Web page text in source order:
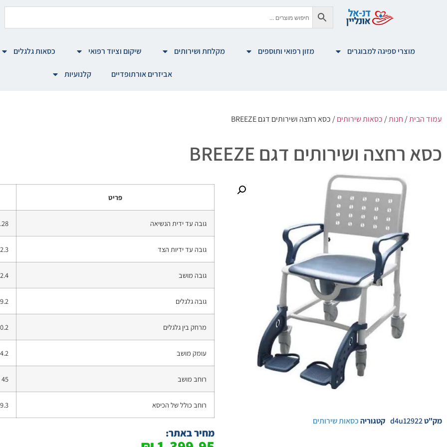
מוצרי ספיגה למבוגרים מזון רפואי ותוספים מקלחת ושירותים שיקום וציוד רפואי כסאות גלגלים
אביזרים אורתופדיים קלנועיות
עמוד הבית/ חנות/ כסאות שירותים/ כסא רחצה ושירותים דגם BREEZE
כסא רחצה ושירותים דגם BREEZE
מק"טd4u12922 קטגוריהכסאות שירותים
פריט
גובה עד ידית הנשיאה
גובה עד ידיות הצד
גובה מושב
גובה גלגלים 9.2
מרחק בין גלגלים
עומק מושב
רוחב מושב 45
רוחב כולל של הכיסא
מחיר באתר: